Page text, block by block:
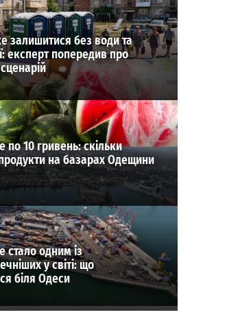
залишитися без води та
експерт попередив про
по 10 гривень: скільки
на базарах Одещини
стало одним із
у світі: що
біля Одеси